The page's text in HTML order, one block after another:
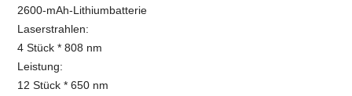
2600-mAh-Lithiumbatterie
Laserstrahlen:
4 Stück * 808 nm
Leistung:
12 Stück * 650 nm